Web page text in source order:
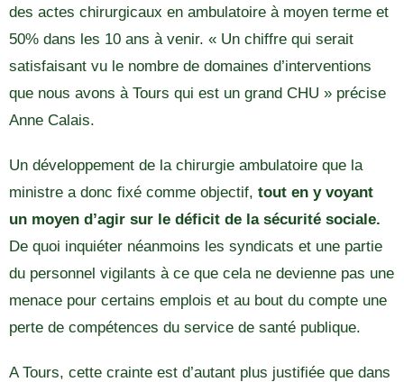
des actes chirurgicaux en ambulatoire à moyen terme et
50% dans les 10 ans à venir. « Un chiffre qui serait
satisfaisant vu le nombre de domaines d’interventions
que nous avons à Tours qui est un grand CHU » précise
Anne Calais.
Un développement de la chirurgie ambulatoire que la
ministre a donc fixé comme objectif, tout en y voyant
un moyen d’agir sur le déficit de la sécurité sociale.
De quoi inquiéter néanmoins les syndicats et une partie
du personnel vigilants à ce que cela ne devienne pas une
menace pour certains emplois et au bout du compte une
perte de compétences du service de santé publique.
A Tours, cette crainte est d’autant plus justifiée que dans